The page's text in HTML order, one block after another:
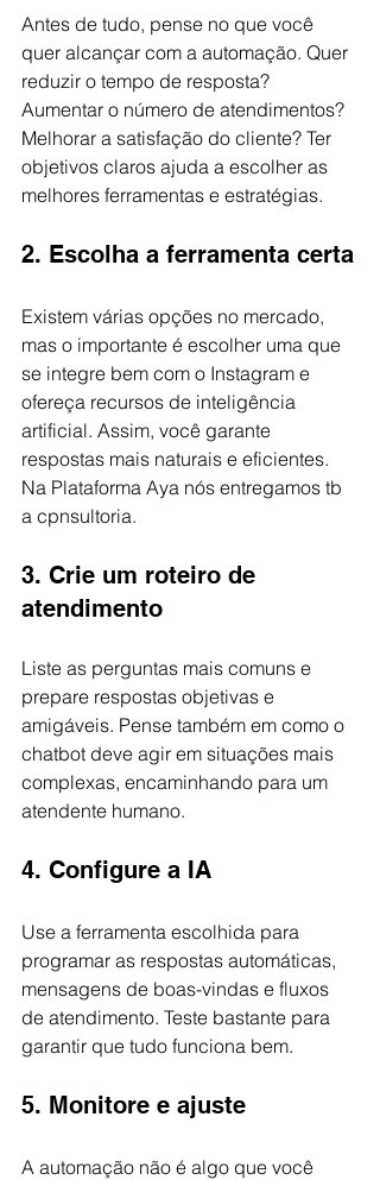
Antes de tudo, pense no que você
quer alcançar com a automação. Quer
reduzir o tempo de resposta?
Aumentar o número de atendimentos?
Melhorar a satisfação do cliente? Ter
objetivos claros ajuda a escolher as
melhores ferramentas e estratégias.
2. Escolha a ferramenta certa
Existem várias opções no mercado,
mas o importante é escolher uma que
se integre bem com o Instagram e
ofereça recursos de inteligência
artificial. Assim, você garante
respostas mais naturais e eficientes.
Na Plataforma Aya nós entregamos tb
a cpnsultoria.
3. Crie um roteiro de
atendimento
Liste as perguntas mais comuns e
prepare respostas objetivas e
amigáveis. Pense também em como o
chatbot deve agir em situações mais
complexas, encaminhando para um
atendente humano.
4. Configure a IA
Use a ferramenta escolhida para
programar as respostas automáticas,
mensagens de boas-vindas e fluxos
de atendimento. Teste bastante para
garantir que tudo funciona bem.
5. Monitore e ajuste
A automação não é algo que você